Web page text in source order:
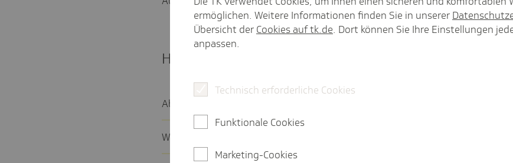
Häufige Fragen
Ab wann kann ich Auskünfte über einen einge­reichten Antrag erhal­ten?
Was ist bei soge­nannten Grenz­gän­gern zu beach­ten?
ermöglichen. Weitere Informationen finden Sie in unserer
Übersicht der Cookies auf tk.de. Dort können Sie Ihre Einstellungen
anpassen.
Technisch erforderliche Cookies
Funktionale Cookies
Marketing-Cookies